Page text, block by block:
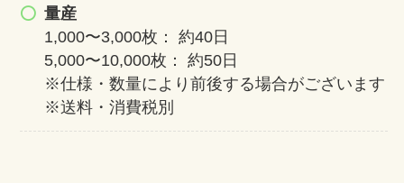
量産
1,000〜3,000枚： 約40日
5,000〜10,000枚： 約50日
※仕様・数量により前後する場合がございます
※送料・消費税別